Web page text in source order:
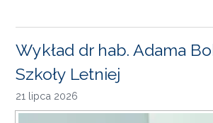
Wykład dr hab. Adama
Szkoły Letniej
21 lipca 2026